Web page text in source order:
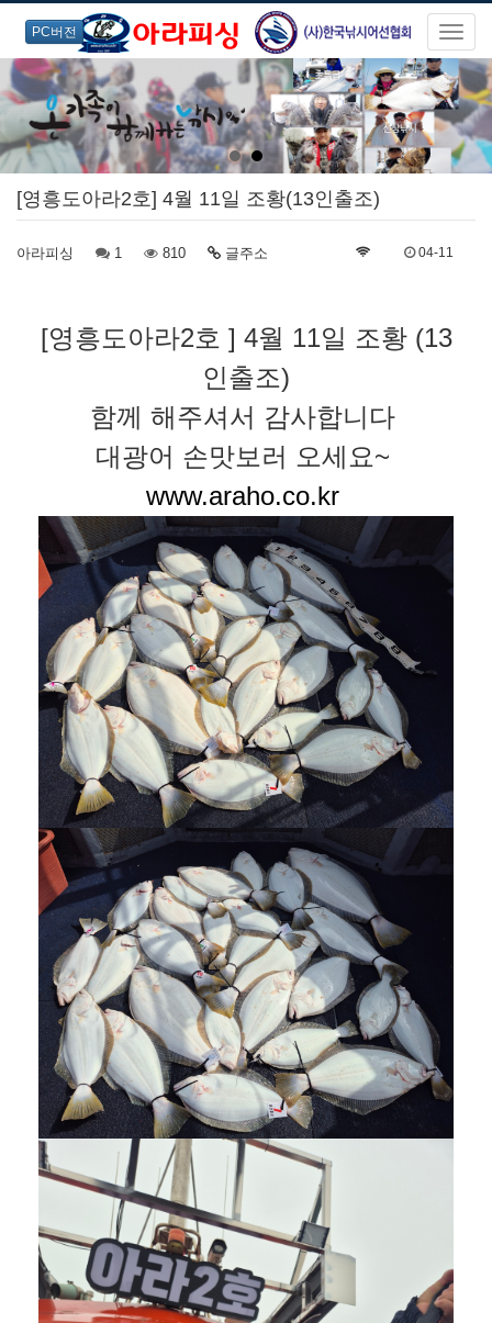
PC버전
[영흥도아라2호] 4월 11일 조황(13인출조)
아라피싱 1 810 글주소 04-11
[영흥도아라2호 ] 4월 11일 조황 (13
인출조)
함께 해주셔서 감사합니다
대광어 손맛보러 오세요~
www.araho.co.kr